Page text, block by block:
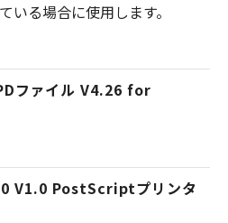
いる場合に使用します。
ファイル V4.26 for
V1.0 PostScriptプリンタ